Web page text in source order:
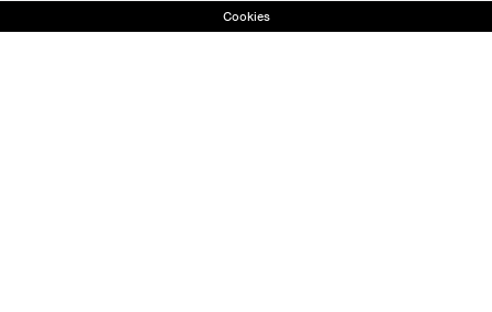
Cookies